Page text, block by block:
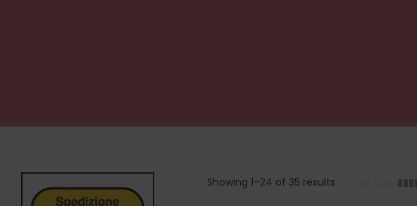
Showing 1–24 of 35 results